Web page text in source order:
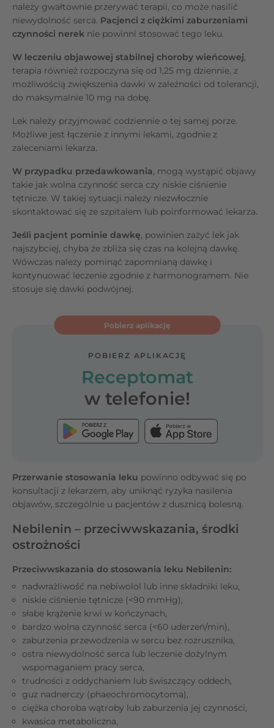
należy gwałtownie przerywać terapii, co może nasilić
niewydolność serca. Pacjenci z ciężkimi zaburzeniami
czynności nerek nie powinni stosować tego leku.
W leczeniu objawowej stabilnej choroby wieńcowej,
terapia również rozpoczyna się od 1,25 mg dziennie, z
możliwością zwiększenia dawki w zależności od tolerancji,
do maksymalnie 10 mg na dobę.
Lek należy przyjmować codziennie o tej samej porze.
Możliwe jest łączenie z innymi lekami, zgodnie z
zaleceniami lekarza.
W przypadku przedawkowania, mogą wystąpić objawy
takie jak wolna czynność serca czy niskie ciśnienie
tętnicze. W takiej sytuacji należy niezwłocznie
skontaktować się ze szpitalem lub poinformować lekarza.
Jeśli pacjent pominie dawkę, powinien zażyć lek jak
najszybciej, chyba że zbliża się czas na kolejną dawkę.
Wówczas należy pominąć zapomnianą dawkę i
kontynuować leczenie zgodnie z harmonogramem. Nie
stosuje się dawki podwójnej.
Pobierz aplikację
POBIERZ APLIKACJĘ
Receptomat
w telefonie!
Przerwanie stosowania leku powinno odbywać się po
konsultacji z lekarzem, aby uniknąć ryzyka nasilenia
objawów, szczególnie u pacjentów z dusznicą bolesną.
Nebilenin – przeciwwskazania, środki
ostrożności
Przeciwwskazania do stosowania leku Nebilenin:
nadwrażliwość na nebiwolol lub inne składniki leku,
niskie ciśnienie tętnicze (<90 mmHg),
słabe krążenie krwi w kończynach,
bardzo wolna czynność serca (<60 uderzeń/min),
zaburzenia przewodzenia w sercu bez rozrusznika,
ostra niewydolność serca lub leczenie dożylnym
wspomaganiem pracy serca,
trudności z oddychaniem lub świszczący oddech,
guz nadnerczy (phaeochromocytoma),
ciężka choroba wątroby lub zaburzenia jej czynności,
kwasica metaboliczna,